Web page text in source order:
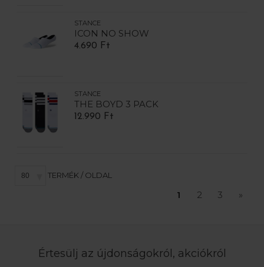
STANCE
ICON NO SHOW
4.690 Ft
STANCE
THE BOYD 3 PACK
12.990 Ft
TERMÉK / OLDAL
1 2 3 »
Értesülj az újdonságokról, akciókról